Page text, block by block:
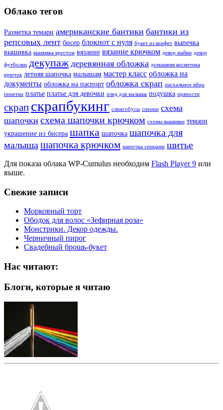
Облако тегов
Разметка темари американские бантики бантики из
репсовых лент бисер блокнот с нуля букет из конфет выпечка
вышивка вышивка крестом вязание вязание крючком декор майки декор
футболки декупаж деревянная обложка домашняя косметика
крючок летняя шапочка малышам мастер класс обложка на
документы обложка на паспорт обложка скрап пасхальное яйцо
пинетки платье платье для девочки плед для малыша подушка пряности
скрап скрапбукинг слингобусы специи схема
шапочки схема шапочки крючком схемы вышивки темари
украшение из бисера шапка шапочка шапочка для
малыша шапочка крючком шапочка спицами шитье
Для показа облака WP-Cumulus необходим Flash Player 9 или
выше.
Свежие записи
Морковный торт
Ободок для волос «Зефирная роза»
Монстрики. Декор одежды.
Черничный пирог
Свадебный брошь-букет
Нас читают:
Блоги, которые я читаю